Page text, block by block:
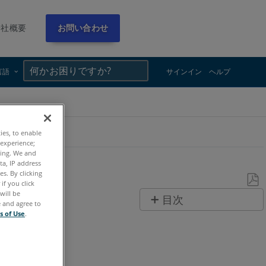
概要 お問い合わせ
語 サインイン ヘルプ
と
目次
to enable
We and
IP address
By clicking
if you click
be
and agree to
of Use.